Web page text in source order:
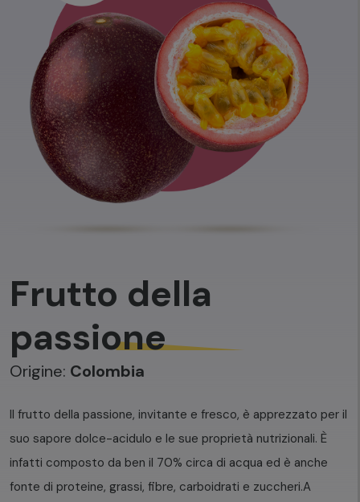
Frutto della
passione
Origine: Colombia
Il frutto della passione, invitante e fresco, è apprezzato per il
suo sapore dolce-acidulo e le sue proprietà nutrizionali. È
infatti composto da ben il 70% circa di acqua ed è anche
fonte di proteine, grassi, fibre, carboidrati e zuccheri.A